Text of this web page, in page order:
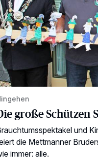
große Schützen-
und
die Mettmanner
immer: alle.